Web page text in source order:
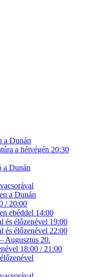
a Dunán
a hétvégén 20:30
a Dunán
a Dunán
/ 20:00
ebéddel 14:00
és élőzenével 19:00
és élőzenével 22:00
Augusztus 20.
18:00 / 21:00